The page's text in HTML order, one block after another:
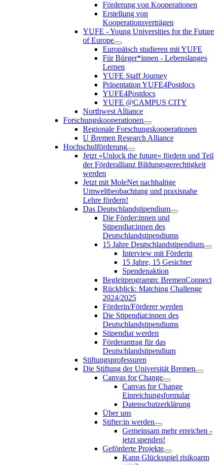
Förderung von Kooperationen
Erstellung von
Kooperationsverträgen
YUFE - Young Universities for the Future
of Europe
Europäisch studieren mit YUFE
Für Bürger*innen - Lebenslanges
Lernen
YUFE Staff Journey
Präsentation YUFE4Postdocs
YUFE4Postdocs
YUFE @CAMPUS CITY
Northwest Alliance
Forschungskooperationen
Regionale Forschungskooperationen
U Bremen Research Alliance
Hochschulförderung
Jetzt »Unlock the future« fördern und Teil
der Förderallianz Bildungsgerechtigkeit
werden
Jetzt mit MoleNet nachhaltige
Umweltbeobachtung und praxisnahe
Lehre fördern!
Das Deutschlandstipendium
Die Förder:innen und
Stipendiat:innen des
Deutschlandstipendiums
15 Jahre Deutschlandstipendium
Interview mit Förderin
15 Jahre, 15 Gesichter
Spendenaktion
Begleitprogramm: BremenConnect
Rückblick: Matching Challenge
2024/2025
Förderin/Förderer werden
Die Stipendiat:innen des
Deutschlandstipendiums
Stipendiat werden
Förderantrag für das
Deutschlandstipendium
Stiftungsprofessuren
Die Stiftung der Universität Bremen
Canvas for Change
Canvas for Change
Einreichungsformular
Datenschutzerklärung
Über uns
Stifter:in werden
Gemeinsam mehr erreichen -
jetzt spenden!
Geförderte Projekte
Kann Glücksspiel risikoarm